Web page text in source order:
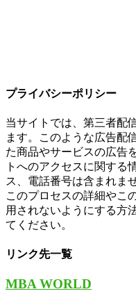
プライバシーポリシー
当サイトでは、第三者配
ます。このような広告配
た商品やサービスの広告
トへのアクセスに関する
ス、電話番号は含まれま
このプロセスの詳細やこ
用されないようにする方
てください。
リンク先一覧
MBA WORLD